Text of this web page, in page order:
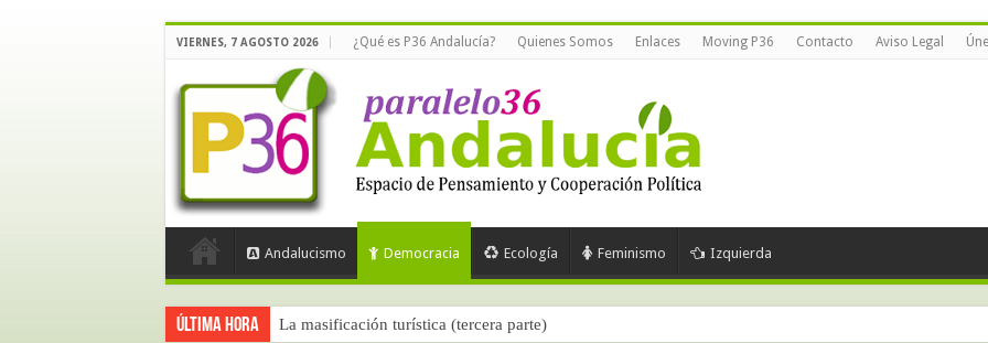
VIERNES, 7 AGOSTO 2026 ¿Qué es P36 Andalucía? Quienes Somos Enlaces Moving P36 Contacto Aviso Legal
Andalucismo Democracia Ecología Feminismo Izquierda
Última hora La masificación turística (tercera parte)